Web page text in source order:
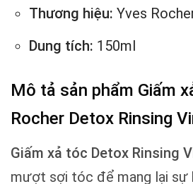
Thương hiệu: Yves
Dung tích: 150ml
Mô tả sản phẩm Giấm
Rocher Detox Rinsing
Giấm xả tóc Detox Rinsing
mượt sợi tóc để mang lại sự